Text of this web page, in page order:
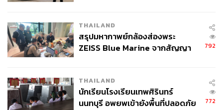
THAILAND
สรุปมหากาพย์กล้องส่องพระ
ZEISS Blue Marine จากสัญญา
จ่ายหนี้-แอบระบุแบรนด์
792
THAILAND
นักเรียนโรงเรียนเทพศิรินทร์
นนทบุรี อพยพเข้ายังพื้นที่ปลอดภัย
772